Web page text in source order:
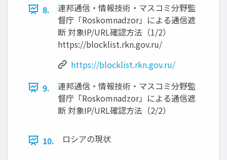
8.
連邦通信・情報技術・マスコミ分野監
督庁「Roskomnadzor」による通信遮
断 対象IP/URL確認方法（1/2）
https://blocklist.rkn.gov.ru/
https://blocklist.rkn.gov.ru/
9.
連邦通信・情報技術・マスコミ分野監
督庁「Roskomnadzor」による通信遮
断 対象IP/URL確認方法（2/2）
10. ロシアの現状